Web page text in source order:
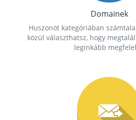
Domainek
Huszonöt kategóriában
közül választhatsz, hogy
leginkább